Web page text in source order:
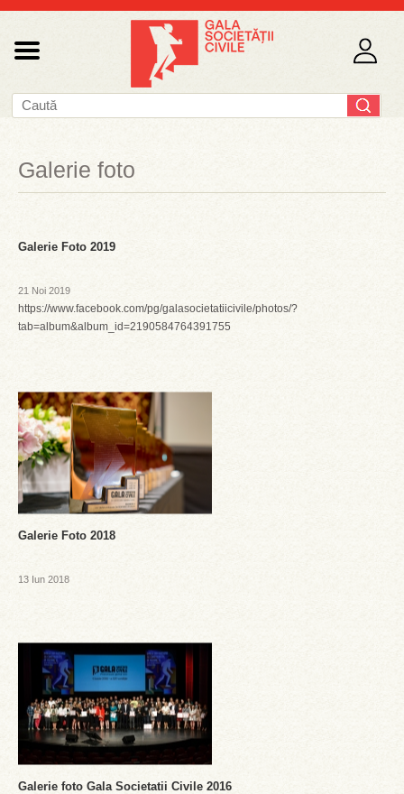
Galerie foto
Galerie Foto 2019
21 Noi 2019
https://www.facebook.com/pg/galasocietatiicivile/photos/?
tab=album&album_id=2190584764391755
Galerie Foto 2018
13 Iun 2018
Galerie foto Gala Societatii Civile 2016